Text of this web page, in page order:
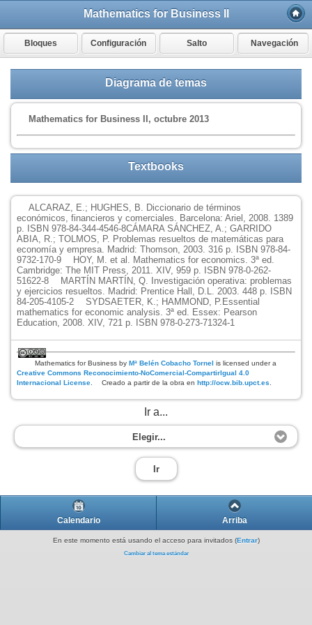
Mathematics for Business II
Bloques Configuración Salto Navegación
Diagrama de temas
Mathematics for Business II, octubre 2013
Textbooks
ALCARAZ, E.; HUGHES, B. Diccionario de términos
económicos, financieros y comerciales. Barcelona: Ariel, 2008. 1389
p. ISBN 978-84-344-4546-8CÁMARA SÁNCHEZ, A.; GARRIDO
ABIA, R.; TOLMOS, P. Problemas resueltos de matemáticas para
economía y empresa. Madrid: Thomson, 2003. 316 p. ISBN 978-84-
9732-170-9
HOY, M. et al. Mathematics for economics. 3ª ed.
Cambridge: The MIT Press, 2011. XIV, 959 p. ISBN 978-0-262-
51622-8
MARTÍN MARTÍN, Q. Investigación operativa: problemas
y ejercicios resueltos. Madrid: Prentice Hall, D.L. 2003. 448 p. ISBN
84-205-4105-2
SYDSAETER, K.; HAMMOND, P.Essential
mathematics for economic analysis. 3ª ed. Essex: Pearson
Education, 2008. XIV, 721 p. ISBN 978-0-273-71324-1
Mathematics for Business byMª Belén Cobacho Tornel is licensed under a
Creative Commons Reconocimiento-NoComercial-CompartirIgual 4.0
Internacional License
Creado a partir de la obra enhttp://ocw.bib.upct.es
Ir a...
Elegir...
Ir
Calendario Arriba
En este momento está usando el acceso para invitados (Entrar)
Cambiar al tema estándar